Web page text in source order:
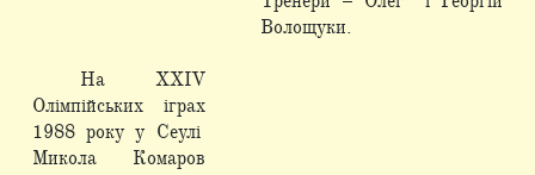
Волощуки.
На ХХІV
Олімпійських іграх
1988 року у Сеулі
Микола Комаров